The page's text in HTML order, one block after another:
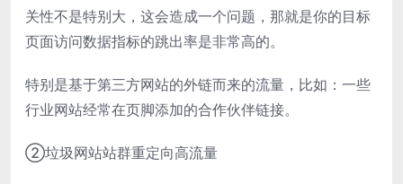
关性不是特别大，这会造成一个问题，那就是你的目标
页面访问数据指标的跳出率是非常高的。
特别是基于第三方网站的外链而来的流量，比如：一些
行业网站经常在页脚添加的合作伙伴链接。
②垃圾网站站群重定向高流量